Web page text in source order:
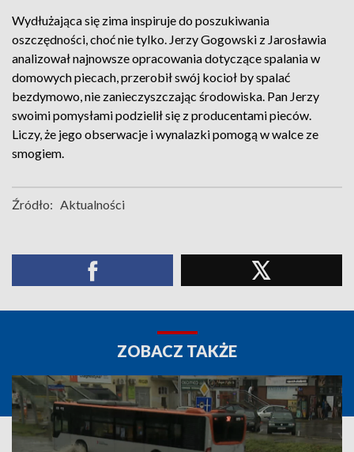
Wydłużająca się zima inspiruje do poszukiwania
oszczędności, choć nie tylko. Jerzy Gogowski z Jarosławia
analizował najnowsze opracowania dotyczące spalania w
domowych piecach, przerobił swój kocioł by spalać
bezdymowo, nie zanieczyszczając środowiska. Pan Jerzy
swoimi pomysłami podzielił się z producentami pieców.
Liczy, że jego obserwacje i wynalazki pomogą w walce ze
smogiem.
Źródło: Aktualności
ZOBACZ TAKŻE